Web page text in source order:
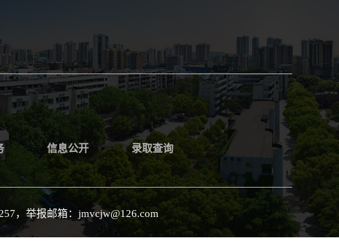
信息公开 录取查询
，举报邮箱：jmvcjw@126.com